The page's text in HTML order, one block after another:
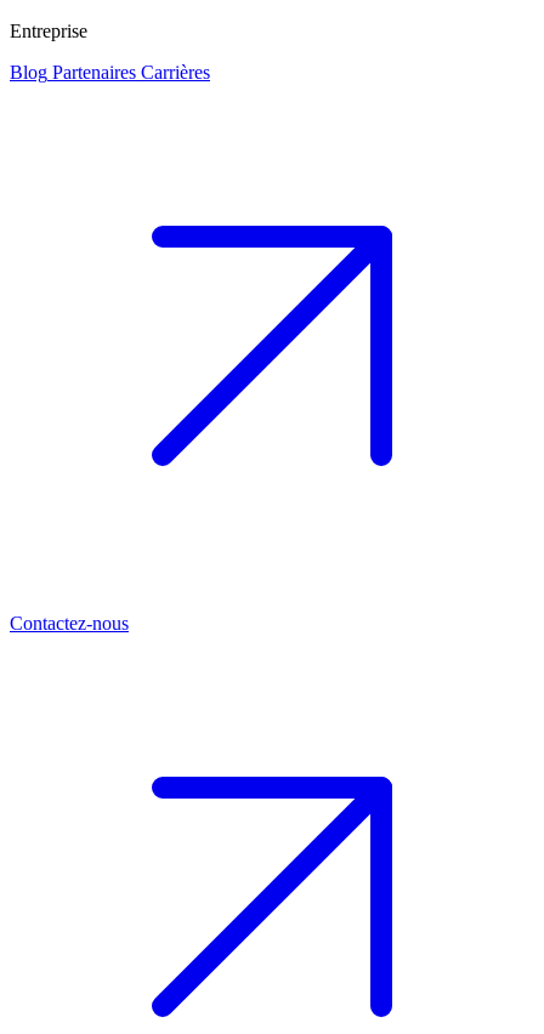
Entreprise
Blog Partenaires Carrières
Contactez-nous